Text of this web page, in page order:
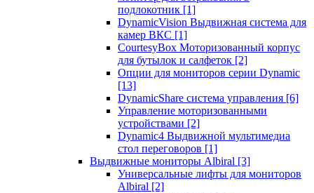
подлокотник [1]
DynamicVision Выдвижная система для
камер ВКС [1]
CourtesyBox Моторизованный корпус
для бутылок и салфеток [2]
Опции для мониторов серии Dynamic
[13]
DynamicShare система управления [6]
Управление моторизованными
устройствами [2]
Dynamic4 Выдвижной мультимедиа
стол переговоров [1]
Выдвижные мониторы Albiral [3]
Универсальные лифты для мониторов
Albiral [2]